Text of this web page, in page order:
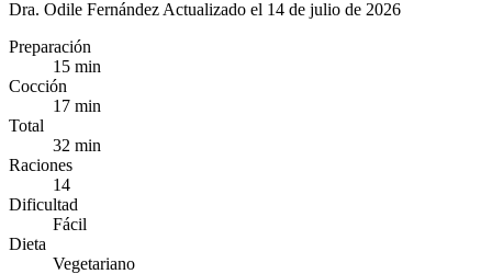
Dra. Odile Fernández Actualizado el 14 de julio de 2026
Preparación
15 min
Cocción
17 min
Total
32 min
Raciones
14
Dificultad
Fácil
Dieta
Vegetariano